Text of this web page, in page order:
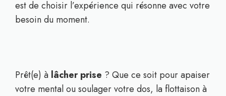
est de choisir l’expérience qui résonne avec votre
besoin du moment.
Prêt(e) à lâcher prise ? Que ce soit pour apaiser
votre mental ou soulager votre dos, la flottaison à